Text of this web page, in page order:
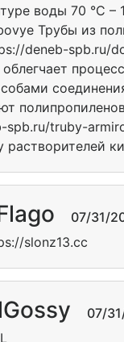
воды 70 °C
Трубы из
deneb-spb.ru/
облегчает
spb.ru/truby-
растворителей
07/31/
slonz13.cc
07/31/